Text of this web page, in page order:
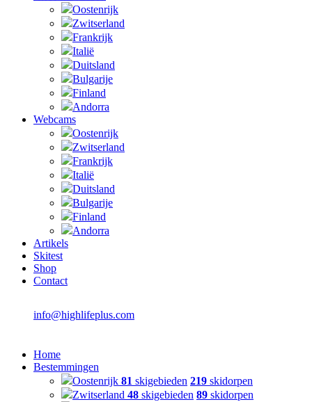
Oostenrijk
Zwitserland
Frankrijk
Italië
Duitsland
Bulgarije
Finland
Andorra
Webcams
Oostenrijk
Zwitserland
Frankrijk
Italië
Duitsland
Bulgarije
Finland
Andorra
Artikels
Skitest
Shop
Contact
info@highlifeplus.com
Home
Bestemmingen
Oostenrijk 81 skigebieden 219 skidorpen
Zwitserland 48 skigebieden 89 skidorpen